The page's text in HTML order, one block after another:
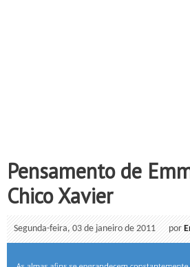
Pensamento de
Chico Xavier
Segunda-feira, 03 de janeiro de 2011 por